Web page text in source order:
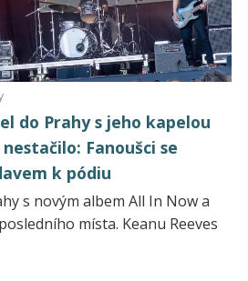
do Prahy s jeho kapelou
Fanoušci se
k pódiu
s novým albem All In Now a
místa. Keanu Reeves